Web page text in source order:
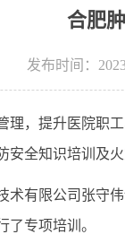
合肥
发布时间：
理，提升医院职
安全知识培训 及
术有限公司张守伟
了专项培训。